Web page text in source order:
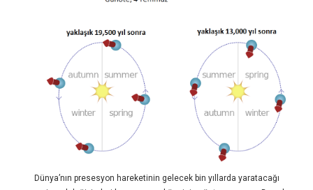
Dünya’nın presesyon hareketinin gelecek bin yıllarda yaratacağı